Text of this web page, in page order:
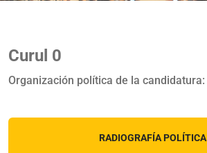
Curul 0
Organización política de la candidatura:
RADIOGRAFÍA POLÍTICA